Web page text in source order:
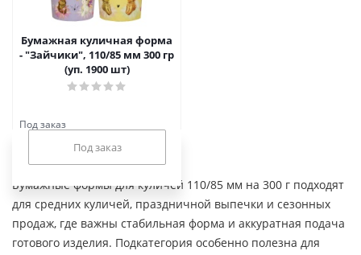
Бумажная куличная форма
- "Зайчики", 110/85 мм 300 гр
(уп. 1900 шт)
Под заказ
Бумажные формы для куличей 110/85 мм на 300 г подходят
для средних куличей, праздничной выпечки и сезонных
продаж, где важны стабильная форма и аккуратная подача
готового изделия. Подкатегория особенно полезна для